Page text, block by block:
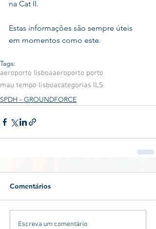
na Cat II.
Estas informações são sempre úteis
em momentos como este.
Tags:
aeroporto lisboaaeroporto porto
mau tempo lisboacategorias ILS
SPDH - GROUNDFORCE
Comentários
Escreva um comentário